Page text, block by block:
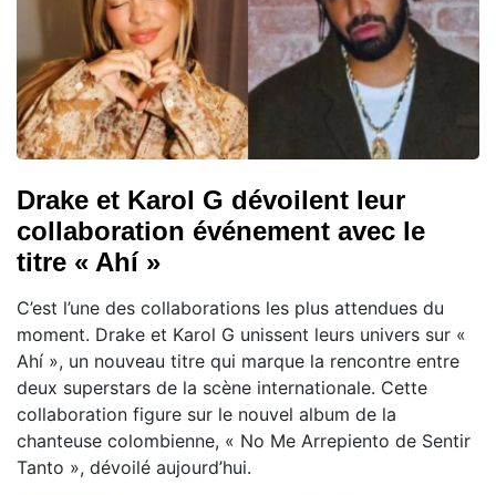
Drake et Karol G dévoilent leur
collaboration événement avec le
titre « Ahí »
C’est l’une des collaborations les plus attendues du
moment. Drake et Karol G unissent leurs univers sur «
Ahí », un nouveau titre qui marque la rencontre entre
deux superstars de la scène internationale. Cette
collaboration figure sur le nouvel album de la
chanteuse colombienne, « No Me Arrepiento de Sentir
Tanto », dévoilé aujourd’hui.